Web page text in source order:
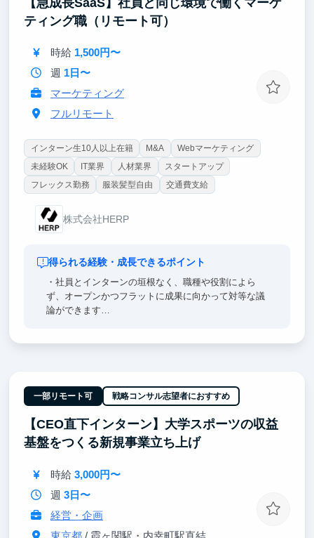
に沁み込ませます。
高倍率を突破したトップ層が集結。オフィスに来るだ
けで視座が高まる刺激を受けることができます。過
のトップ企業へ内定しています。
ティング職（リモート可）
時給 1,500円〜
週 1日〜
マーケティング
フルリモート
インターン生10人以上在籍 M&A
Webマーケティング
未経験OK
IT業界 人材業界
スタートアップ
フレックス勤務
服装髪型自由 交通費支給
株式会社HERP
得られる経験・成長できるポイント
・社員とインターンの垣根なく、職種や役割によら
ず、オープンかつフラットに成果に向かって対等な議
論ができます
一部リモート可 戦略コンサル志望者におすすめ
【CEO直下インターン】大学スポーツの収益
基盤をつくる新規事業立ち上げ
時給 3,000円〜
週 3日〜
経営・企画